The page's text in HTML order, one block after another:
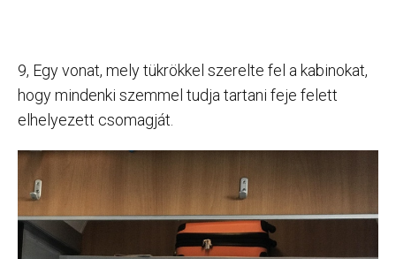
9, Egy vonat, mely tükrökkel szerelte fel a kabinokat,
hogy mindenki szemmel tudja tartani feje felett
elhelyezett csomagját.